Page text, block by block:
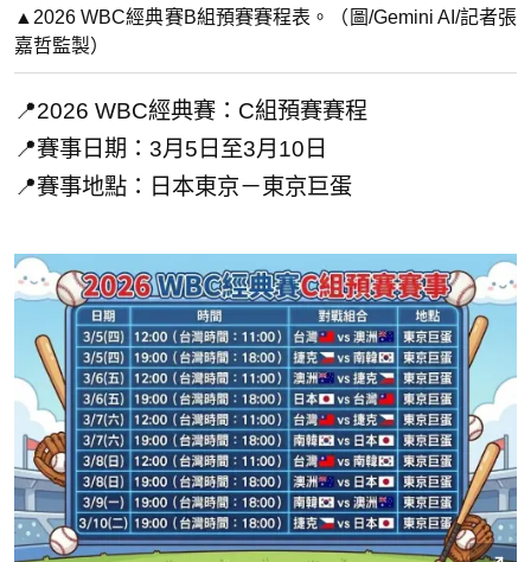
▲2026 WBC經典賽B組預賽賽程表。（圖/Gemini AI/記者張
嘉哲監製）
📍2026 WBC經典賽：C組預賽賽程
📍賽事日期：3月5日至3月10日
📍賽事地點：日本東京－東京巨蛋